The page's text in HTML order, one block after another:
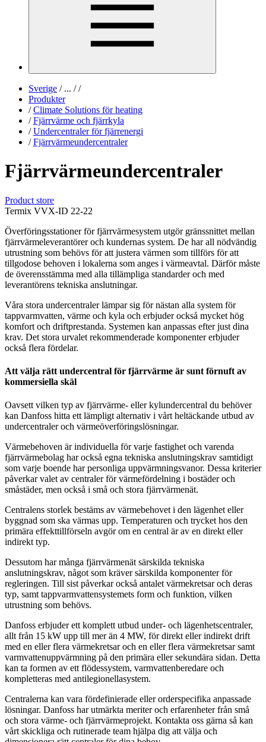
Sverige /... / /
Produkter
/ Climate Solutions för heating
/ Fjärrvärme och fjärrkyla
/ Undercentraler för fjärrenergi
/ Fjärrvärmeundercentraler
Fjärrvärmeundercentraler
Product store
Termix VVX-ID 22-22
Överföringsstationer för fjärrvärmesystem utgör gränssnittet mellan
fjärrvärmeleverantörer och kundernas system. De har all nödvändig
utrustning som behövs för att justera värmen som tillförs för att
tillgodose behoven i lokalerna som anges i värmeavtal. Därför måste
de överensstämma med alla tillämpliga standarder och med
leverantörens tekniska anslutningar.
Våra stora undercentraler lämpar sig för nästan alla system för
tappvarmvatten, värme och kyla och erbjuder också mycket hög
komfort och driftprestanda. Systemen kan anpassas efter just dina
krav. Det stora urvalet rekommenderade komponenter erbjuder
också flera fördelar.
Att välja rätt undercentral för fjärrvärme är sunt förnuft av
kommersiella skäl
Oavsett vilken typ av fjärrvärme- eller kylundercentral du behöver
kan Danfoss hitta ett lämpligt alternativ i vårt heltäckande utbud av
undercentraler och värmeöverföringslösningar.
Värmebehoven är individuella för varje fastighet och varenda
fjärrvärmebolag har också egna tekniska anslutningskrav samtidigt
som varje boende har personliga uppvärmningsvanor. Dessa kriterier
påverkar valet av centraler för värmefördelning i bostäder och
småstäder, men också i små och stora fjärrvärmenät.
Centralens storlek bestäms av värmebehovet i den lägenhet eller
byggnad som ska värmas upp. Temperaturen och trycket hos den
primära effekttillförseln avgör om en central är av en direkt eller
indirekt typ.
Dessutom har många fjärrvärmenät särskilda tekniska
anslutningskrav, något som kräver särskilda komponenter för
regleringen. Till sist påverkar också antalet värmekretsar och deras
typ, samt tappvarmvattensystemets form och funktion, vilken
utrustning som behövs.
Danfoss erbjuder ett komplett utbud under- och lägenhetscentraler,
allt från 15 kW upp till mer än 4 MW, för direkt eller indirekt drift
med en eller flera värmekretsar och en eller flera värmekretsar samt
varmvattenuppvärmning på den primära eller sekundära sidan. Detta
kan ta formen av ett flödessystem, varmvattenberedare och
kompletteras med antilegionellasystem.
Centralerna kan vara fördefinierade eller orderspecifika anpassade
lösningar. Danfoss har utmärkta meriter och erfarenheter från små
och stora värme- och fjärrvärmeprojekt. Kontakta oss gärna så kan
vårt skickliga och rutinerade team hjälpa dig att välja och